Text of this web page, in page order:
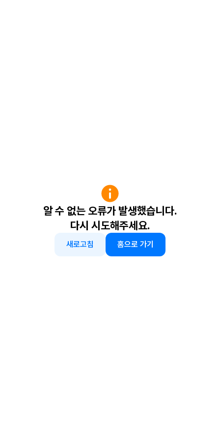
알 수 없는 오류가 발생했습니다.
다시 시도해주세요.
새로고침 홈으로 가기